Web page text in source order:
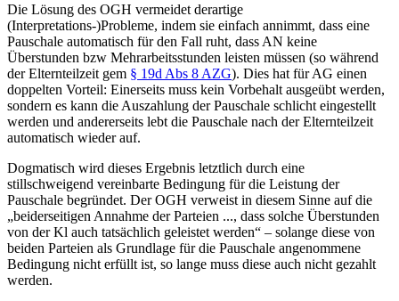
Die Lösung des OGH vermeidet derartige
(Interpretations-)Probleme, indem sie einfach annimmt, dass eine
Pauschale automatisch für den Fall ruht, dass AN keine
Überstunden bzw Mehrarbeitsstunden leisten müssen (so während
der Elternteilzeit gem § 19d Abs 8 AZG). Dies hat für AG einen
doppelten Vorteil: Einerseits muss kein Vorbehalt ausgeübt werden,
sondern es kann die Auszahlung der Pauschale schlicht eingestellt
werden und andererseits lebt die Pauschale nach der Elternteilzeit
automatisch wieder auf.
Dogmatisch wird dieses Ergebnis letztlich durch eine
stillschweigend vereinbarte Bedingung für die Leistung der
Pauschale begründet. Der OGH verweist in diesem Sinne auf die
„beiderseitigen Annahme der Parteien ..., dass solche Überstunden
von der Kl auch tatsächlich geleistet werden“ – solange diese von
beiden Parteien als Grundlage für die Pauschale angenommene
Bedingung nicht erfüllt ist, so lange muss diese auch nicht gezahlt
werden.